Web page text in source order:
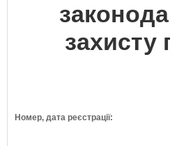
захисту
Номер, дата реєстрації: